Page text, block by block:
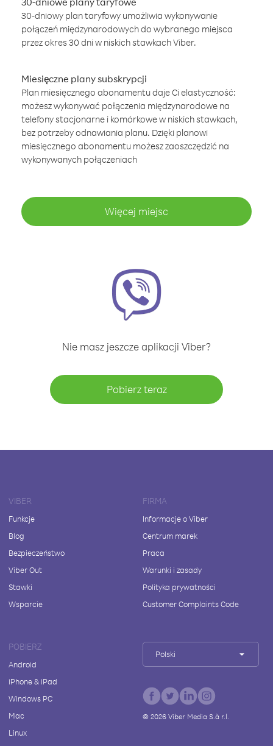
30-dniowy plan taryfowy umożliwia wykonywanie
połączeń międzynarodowych do wybranego miejsca
przez okres 30 dni w niskich stawkach Viber.
Miesięczne plany subskrypcji
Plan miesięcznego abonamentu daje Ci elastyczność:
możesz wykonywać połączenia międzynarodowe na
telefony stacjonarne i komórkowe w niskich stawkach,
bez potrzeby odnawiania planu. Dzięki planowi
miesięcznego abonamentu możesz zaoszczędzić na
wykonywanych połączeniach
Więcej miejsc
Nie masz jeszcze aplikacji Viber?
Pobierz teraz
VIBER
Funkcje
Blog
Bezpieczeństwo
Viber Out
Stawki
Wsparcie
FIRMA
Informacje o Viber
Centrum marek
Praca
Warunki i zasady
Polityka prywatności
Customer Complaints Code
POBIERZ
Android
iPhone & iPad
Windows PC
Mac
Linux
Polski
© 2026Viber Media S.à r.l.